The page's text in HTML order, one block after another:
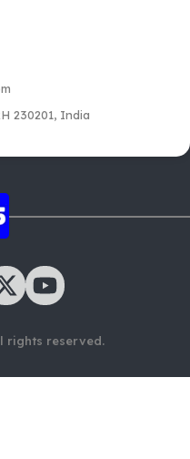
230201, India
rights reserved.